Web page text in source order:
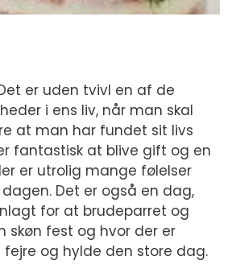
er uden tvivl en af de
i ens liv, når man skal
at man har fundet sit livs
fantastisk at blive gift og en
er utrolig mange følelser
Det er også en dag,
for at brudeparret og
fest og hvor der er
og hylde den store dag.